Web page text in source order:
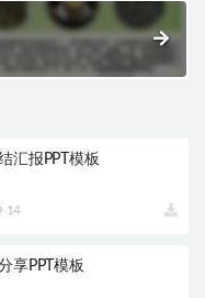
汇报PPT模板
14
享PPT模板